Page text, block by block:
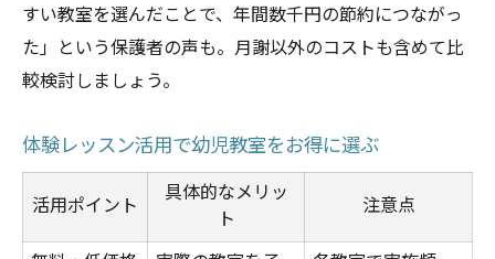
すい教室を選んだことで、年間数千円の節約につながっ
た」という保護者の声も。月謝以外のコストも含めて比
較検討しましょう。
体験レッスン活用で幼児教室をお得に選ぶ
活用ポイント
具体的なメリッ
ト
注意点